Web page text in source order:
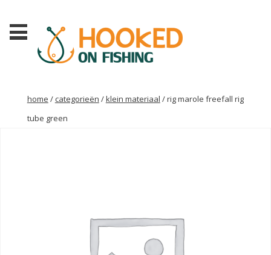
home / categorieën /klein materiaal / rig marole freefall rig
tube green